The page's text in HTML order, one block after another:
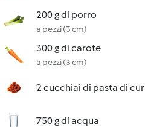
200 g di porro
a pezzi (3 cm)
300 g di carote
a pezzi (3 cm)
2 cucchiai di pasta di
750 g di acqua